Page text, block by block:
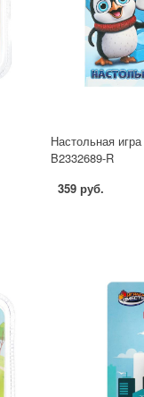
Настольная
B2332689-R
359 руб.